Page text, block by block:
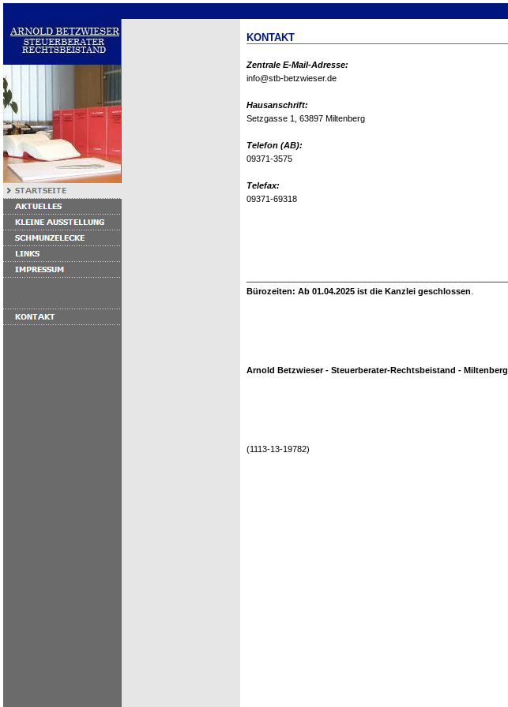
KONTAKT
Zentrale E-Mail-Adresse:
info@stb-betzwieser.de
Hausanschrift:
Setzgasse 1, 63897 Miltenberg
Telefon (AB):
09371-3575
Telefax:
09371-69318
Bürozeiten: Ab 01.04.2025 ist die Kanzlei geschlossen
Arnold Betzwieser - Steuerberater-Rechtsbeistand - Miltenberg
(1113-13-19782)